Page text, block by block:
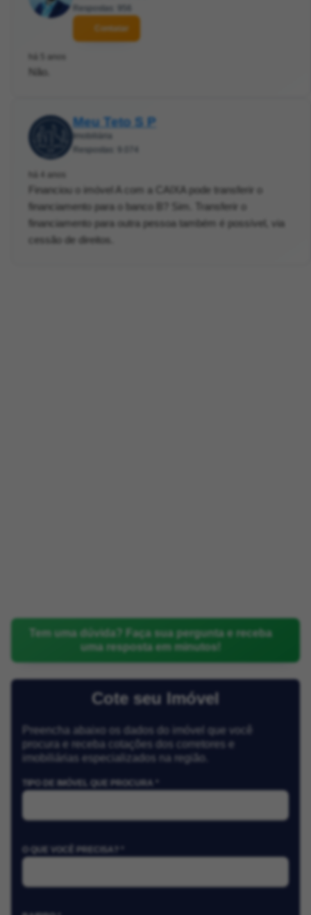
Respostas: 956
Contatar
há 5 anos
Não.
Meu Teto S P
Imobiliária
Respostas: 9.074
há 4 anos
Financiou o imóvel A com a CAIXA pode transferir o
financiamento para o banco B? Sim. Transferir o
financiamento para outra pessoa também é possível, via
cessão de direitos.
Tem uma dúvida? Faça sua pergunta e receba
uma resposta em minutos!
Cote seu Imóvel
Preencha abaixo os dados do imóvel que você
procura e receba cotações dos corretores e
imobiliárias especializados na região.
TIPO DE IMÓVEL QUE PROCURA *
O QUE VOCÊ PRECISA? *